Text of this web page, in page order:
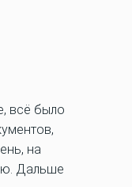
всё было
на
Дальше